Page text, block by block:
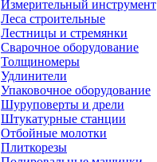
Измерительный инструмент
Леса строительные
Лестницы и стремянки
Сварочное оборудование
Толщиномеры
Удлинители
Упаковочное оборудование
Шуруповерты и дрели
Штукатурные станции
Отбойные молотки
Плиткорезы